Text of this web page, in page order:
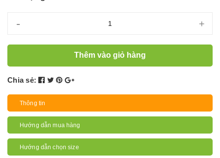
- +
Thêm vào giỏ hàng
Chia sẻ:
Thông tin
Hướng dẫn mua hàng
Hướng dẫn chọn size